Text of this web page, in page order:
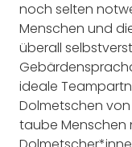
noch selten
Menschen und
überall
ideale
Dolmetschen
taube Menschen